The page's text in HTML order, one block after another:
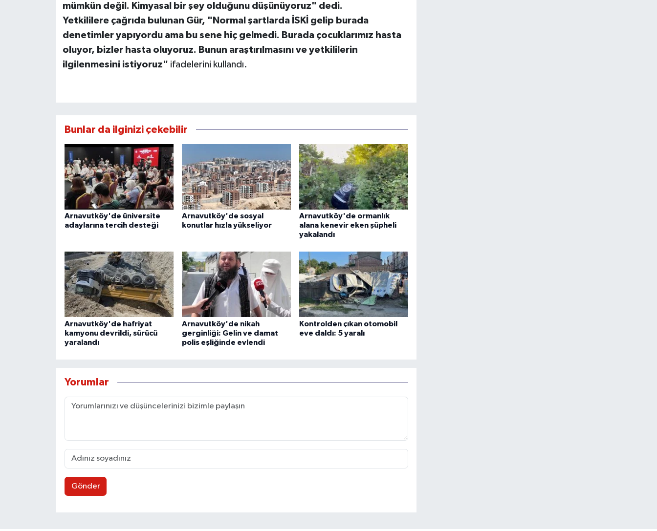
mümkün değil. Kimyasal bir şey olduğunu düşünüyoruz" dedi.
Yetkililere çağrıda bulunan Gür, "Normal şartlarda İSKİ gelip burada
denetimler yapıyordu ama bu sene hiç gelmedi. Burada çocuklarımız hasta
oluyor, bizler hasta oluyoruz. Bunun araştırılmasını ve yetkililerin
ilgilenmesini istiyoruz" ifadelerini kullandı.
Bunlar da ilginizi çekebilir
Arnavutköy'de üniversite
adaylarına tercih desteği
Arnavutköy'de sosyal
konutlar hızla yükseliyor
Arnavutköy'de ormanlık
alana kenevir eken şüpheli
yakalandı
Arnavutköy'de hafriyat
kamyonu devrildi, sürücü
yaralandı
Arnavutköy'de nikah
gerginliği: Gelin ve damat
polis eşliğinde evlendi
Kontrolden çıkan otomobil
eve daldı: 5 yaralı
Yorumlar
Gönder